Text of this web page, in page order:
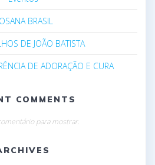
BRASIL
DE JOÃO BATISTA
DE ADORAÇÃO E CURA
COMMENTS
para mostrar.